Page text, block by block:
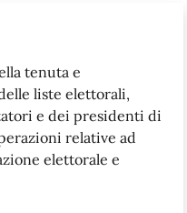
tenuta e
liste elettorali,
e dei presidenti di
relative ad
elettorale e